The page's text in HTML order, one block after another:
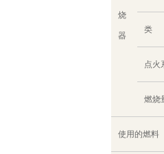
烧
器
类
点火
燃烧
使用的燃料